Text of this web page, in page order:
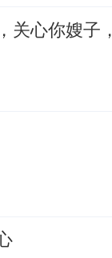
关心你嫂子